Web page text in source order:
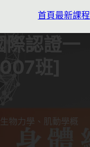
首頁最新課程
際認證一
班]
物力學、肌動學概